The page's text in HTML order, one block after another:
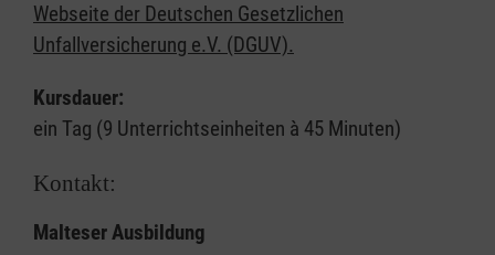
Webseite der Deutschen Gesetzlichen
Unfallversicherung e.V. (DGUV).
Kursdauer:
ein Tag (9 Unterrichtseinheiten à 45 Minuten)
Kontakt:
Malteser Ausbildung